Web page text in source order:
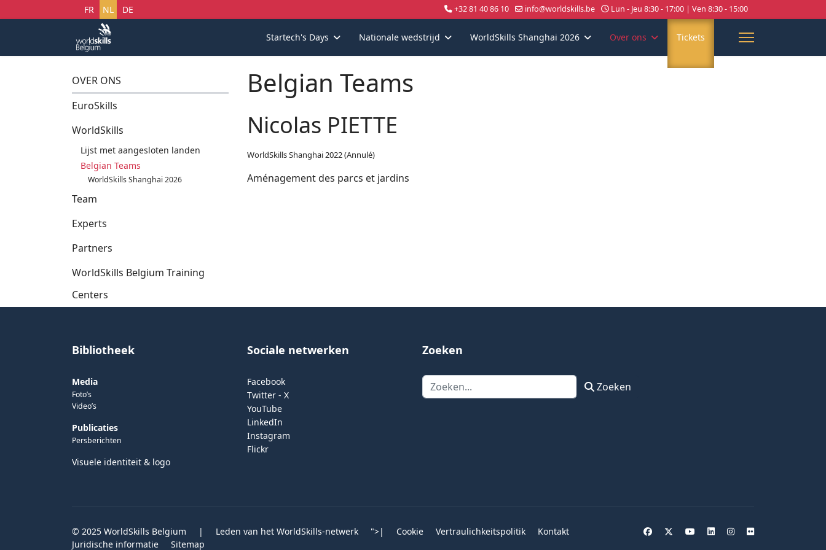
Selecteer uw taal
FR NL DE +32 81 40 86 10 info@worldskills.be Lun - Jeu 8:30 - 17:00 | Ven 8:30 - 15:00
Startech's Days Nationale wedstrijd WorldSkills Shanghai 2026 Over ons Tickets
OVER ONS
EuroSkills
WorldSkills
Lijst met aangesloten landen
Belgian Teams
WorldSkills Shanghai 2026
Team
Experts
Partners
WorldSkills Belgium Training
Centers
Belgian Teams
Nicolas PIETTE
WorldSkills Shanghai 2022 (Annulé)
Aménagement des parcs et jardins
Bibliotheek
Media
Foto’s
Video’s
Publicaties
Persberichten
Visuele identiteit & logo
Sociale netwerken
Facebook
Twitter - X
YouTube
LinkedIn
Instagram
Flickr
Zoeken
Zoeken Zoeken
© 2025 WorldSkills Belgium | Leden van het WorldSkills-netwerk ">| Cookie Vertraulichkeitspolitik
Kontakt
Juridische informatie
Sitemap